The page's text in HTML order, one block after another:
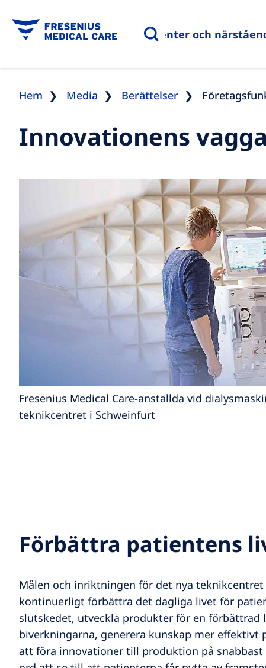
Patienter och
Hem Media Berättelser
Innovationens vagga
Fresenius Medical Care-anställda vid
teknikcentret i Schweinfurt
Förbättra patientens
Målen och inriktningen för det nya
kontinuerligt förbättra det dagliga livet för
slutskedet, utveckla produkter för en förbättrad
biverkningarna, generera kunskap mer effektivt
att föra innovationer till produktion på